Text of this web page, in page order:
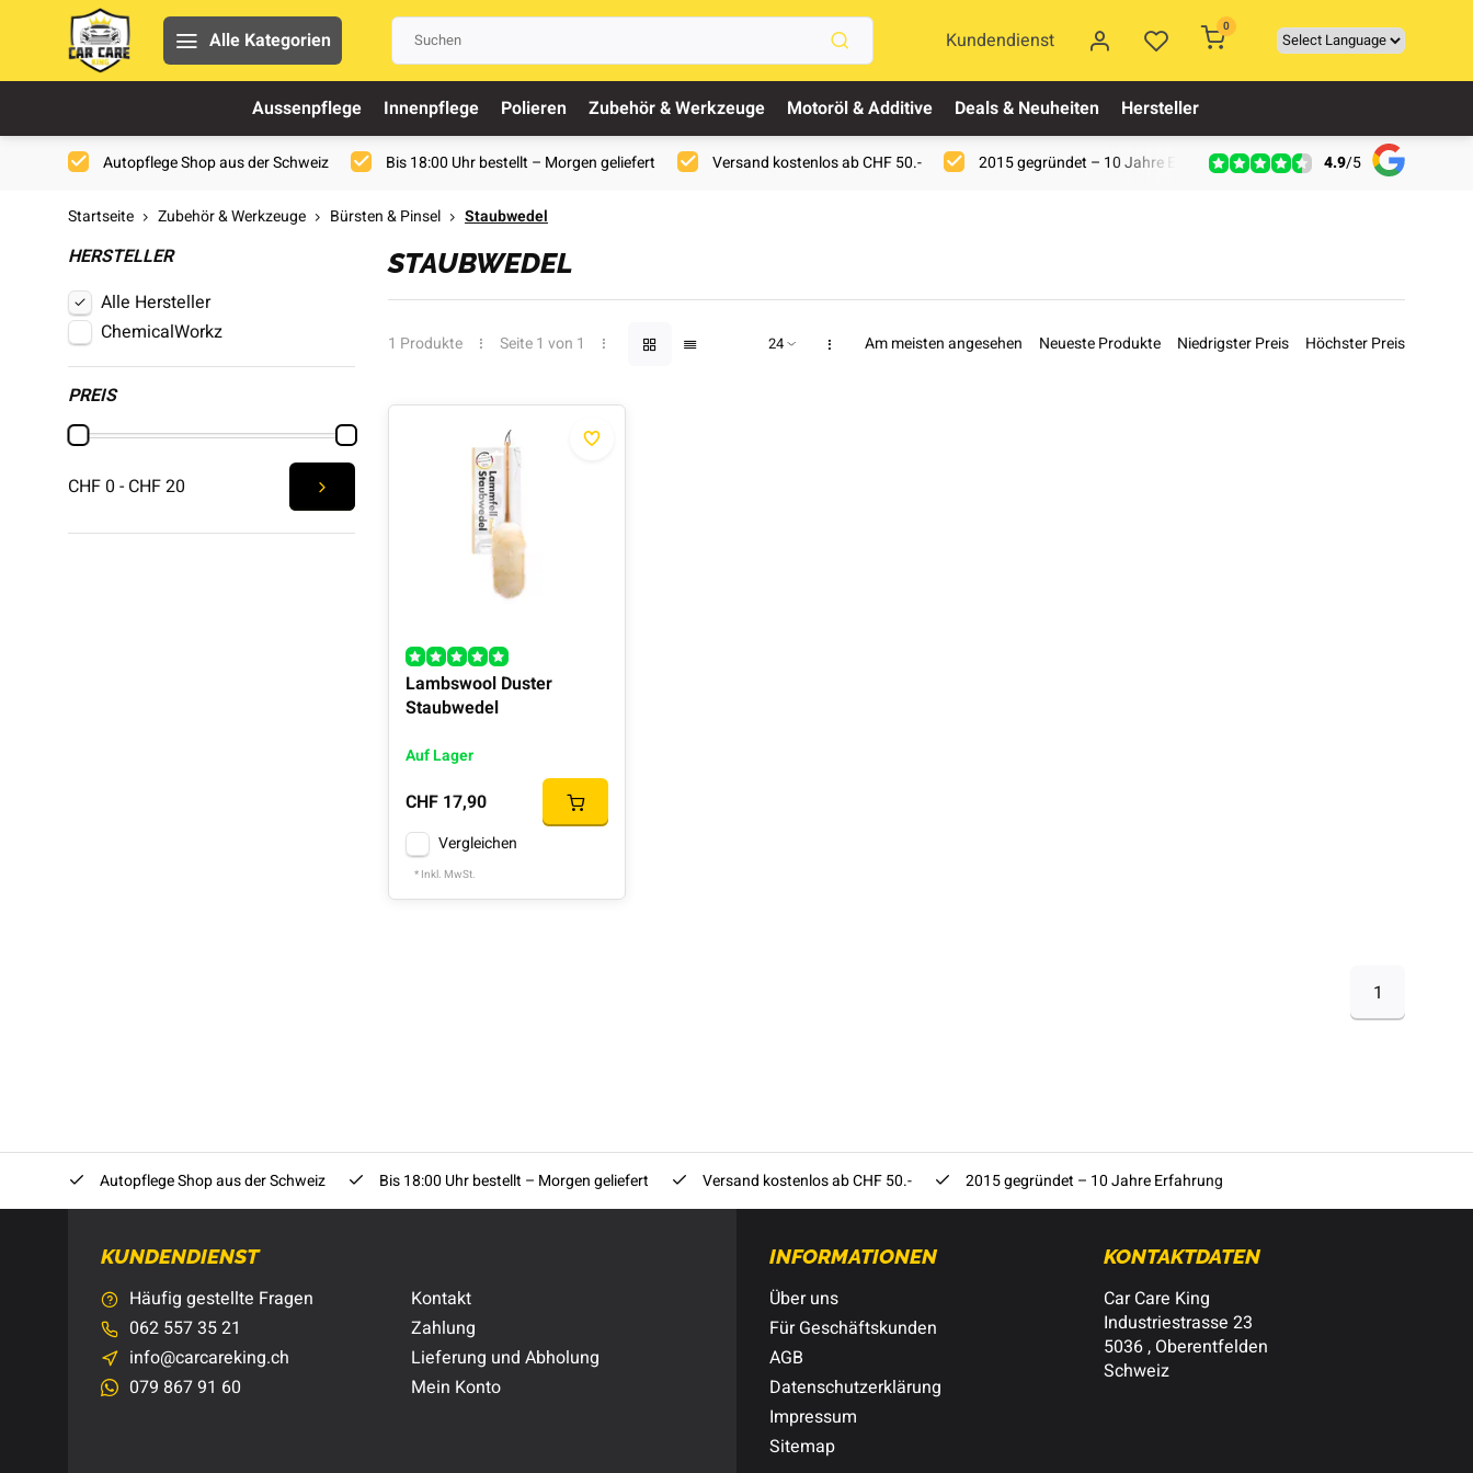
Alle Kategorien Kundendienst
0
Aussenpflege Innenpflege Polieren Zubehör & Werkzeuge Motoröl & Additive Deals & Neuheiten Hersteller
Autopflege Shop aus der Schweiz Bis 18:00 Uhr bestellt – Morgen geliefert Versand kostenlos ab CHF 50.- 2015 gegründet – 10 Jahre Erfahrung 4.9/5
Startseite Zubehör & Werkzeuge Bürsten & Pinsel Staubwedel
HERSTELLER
Alle Hersteller
ChemicalWorkz
PREIS
CHF 0 - CHF 20
STAUBWEDEL
1 Produkte Seite 1 von 1 Am meisten angesehen Neueste Produkte Niedrigster Preis Höchster Preis
Lambswool Duster
Staubwedel
Auf Lager
CHF 17,90
Vergleichen
* Inkl. MwSt.
1
Autopflege Shop aus der Schweiz Bis 18:00 Uhr bestellt – Morgen geliefert Versand kostenlos ab CHF 50.- 2015 gegründet – 10 Jahre Erfahrung
KUNDENDIENST
Häufig gestellte Fragen
062 557 35 21
info@carcareking.ch
079 867 91 60
Kontakt
Zahlung
Lieferung und Abholung
Mein Konto
INFORMATIONEN
Über uns
Für Geschäftskunden
AGB
Datenschutzerklärung
Impressum
Sitemap
KONTAKTDATEN
Car Care King
Industriestrasse 23
5036 , Oberentfelden
Schweiz